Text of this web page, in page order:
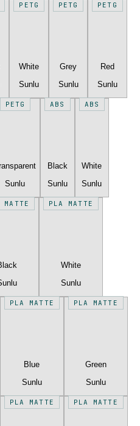
PETG
White
Sunlu
PETG
Grey
Sunlu
PETG
Red
Sunlu
PETG
Sunlu
ABS
Black
Sunlu
ABS
White
Sunlu
MATTE PLA MATTE
White
Sunlu
PLA MATTE
Blue
Sunlu
PLA MATTE
Green
Sunlu
PLA MATTE PLA MATTE